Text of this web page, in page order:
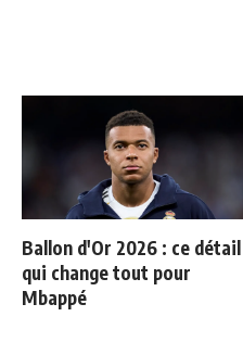
Ballon d'Or 2026 : ce détail
qui change tout pour
Mbappé